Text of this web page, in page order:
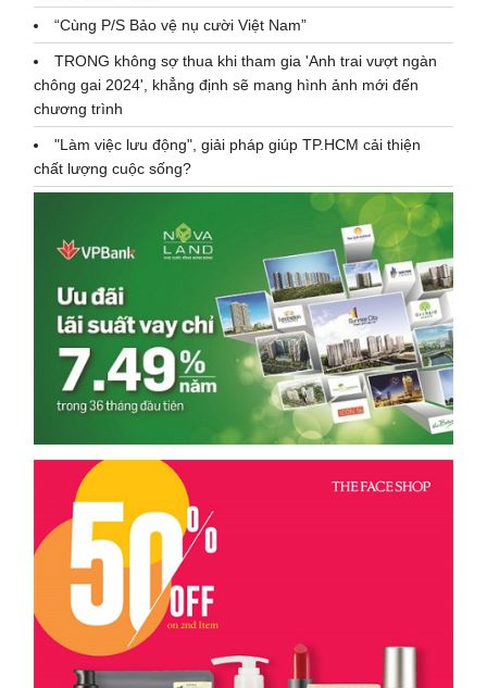
“Cùng P/S Bảo vệ nụ cười Việt Nam”
TRONG không sợ thua khi tham gia 'Anh trai vượt ngàn
chông gai 2024', khẳng định sẽ mang hình ảnh mới đến
chương trình
"Làm việc lưu động", giải pháp giúp TP.HCM cải thiện
chất lượng cuộc sống?